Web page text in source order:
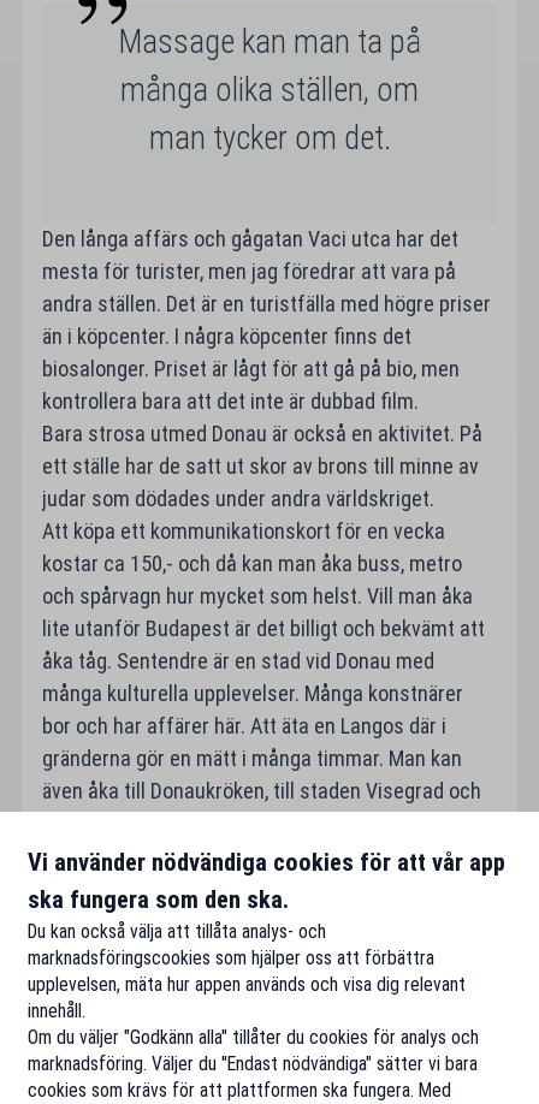
Massage kan man ta på
många olika ställen, om
man tycker om det.
Den långa affärs och gågatan Vaci utca har det
mesta för turister, men jag föredrar att vara på
andra ställen. Det är en turistfälla med högre priser
än i köpcenter. I några köpcenter finns det
biosalonger. Priset är lågt för att gå på bio, men
kontrollera bara att det inte är dubbad film.
Bara strosa utmed Donau är också en aktivitet. På
ett ställe har de satt ut skor av brons till minne av
judar som dödades under andra världskriget.
Att köpa ett kommunikationskort för en vecka
kostar ca 150,- och då kan man åka buss, metro
och spårvagn hur mycket som helst. Vill man åka
lite utanför Budapest är det billigt och bekvämt att
åka tåg. Sentendre är en stad vid Donau med
många kulturella upplevelser. Många konstnärer
bor och har affärer här. Att äta en Langos där i
gränderna gör en mätt i många timmar. Man kan
även åka till Donaukröken, till staden Visegrad och
OBS! Som 65-åring eller äldre är det gratis att åka
kolletivtrafik och tåg i hela Ungern!
Vraka och välj och gör sånt som gör dig glad!
Vi använder nödvändiga cookies för att vår app
ska fungera som den ska.
Du kan också välja att tillåta analys- och
marknadsföringscookies som hjälper oss att förbättra
upplevelsen, mäta hur appen används och visa dig relevant
innehåll.
Om du väljer "Godkänn alla" tillåter du cookies för analys och
marknadsföring. Väljer du "Endast nödvändiga" sätter vi bara
cookies som krävs för att plattformen ska fungera. Med